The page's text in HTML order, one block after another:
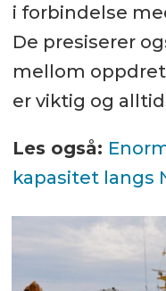
i forbindelse
De presiserer
mellom
er viktig og
Les også:
kapasitet langs